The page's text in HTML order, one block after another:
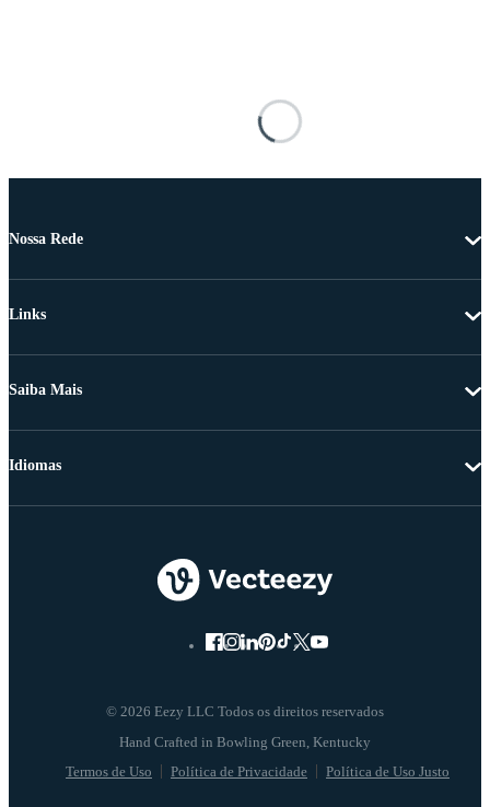
Nossa Rede
Links
Saiba Mais
© 2026 Eezy LLC Todos os direitos reservados
Termos de Uso Política de Privacidade Política de Uso Justo
Idiomas